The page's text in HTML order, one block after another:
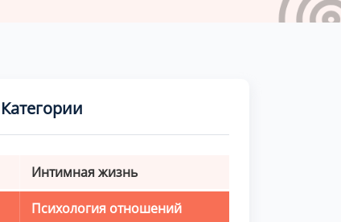
Категории
Интимная жизнь
Психология отношений